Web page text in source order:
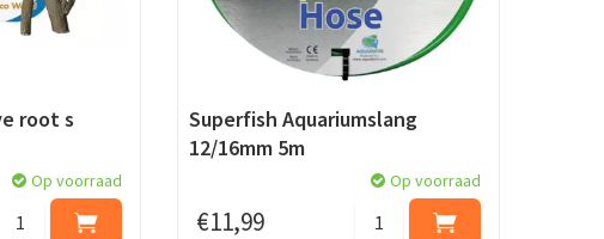
root s
Op voorraad
Superfish Aquariumslang
12/16mm 5m
€11,99
Op voorraad